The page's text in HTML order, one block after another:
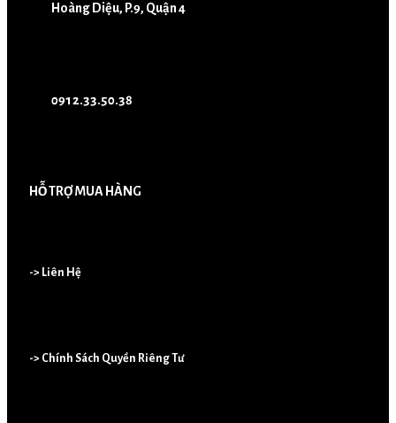
Hoàng Diệu, P.9, Quận 4
0912.33.50.38
HỖ TRỢ MUA HÀNG
-> Liên Hệ
-> Chính Sách Quyền Riêng Tư